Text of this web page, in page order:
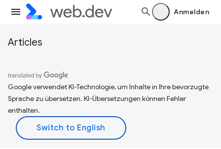
Anmelden
Articles
Google verwendet KI-Technologie, um Inhalte in Ihre bevorzugte
Sprache zu übersetzen. KI-Übersetzungen können Fehler
enthalten.